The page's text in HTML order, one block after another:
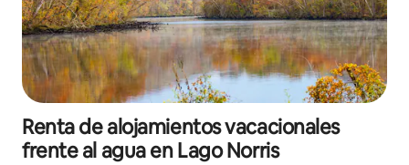
Renta de alojamientos vacacionales
frente al agua en Lago Norris